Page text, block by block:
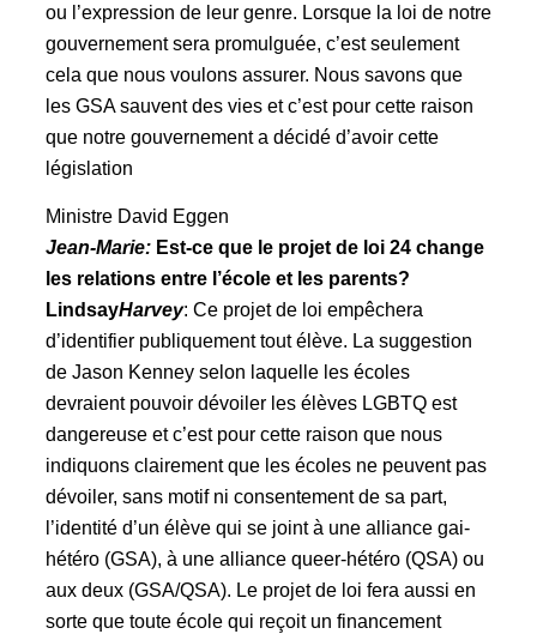
ou l’expression de leur genre. Lorsque la loi de notre
gouvernement sera promulguée, c’est seulement
cela que nous voulons assurer. Nous savons que
les GSA sauvent des vies et c’est pour cette raison
que notre gouvernement a décidé d’avoir cette
législation
Ministre David Eggen
Jean-Marie: Est-ce que le projet de loi 24 change
les relations entre l’école et les parents?
LindsayHarvey: Ce projet de loi empêchera
d’identifier publiquement tout élève. La suggestion
de Jason Kenney selon laquelle les écoles
devraient pouvoir dévoiler les élèves LGBTQ est
dangereuse et c’est pour cette raison que nous
indiquons clairement que les écoles ne peuvent pas
dévoiler, sans motif ni consentement de sa part,
l’identité d’un élève qui se joint à une alliance gai-
hétéro (GSA), à une alliance queer-hétéro (QSA) ou
aux deux (GSA/QSA). Le projet de loi fera aussi en
sorte que toute école qui reçoit un financement